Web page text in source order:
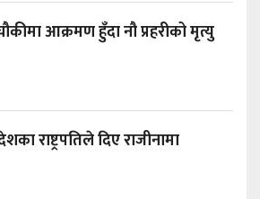
आक्रमण हुँदा नौ प्रहरीको मृत्यु
राष्ट्रपतिले दिए राजीनामा